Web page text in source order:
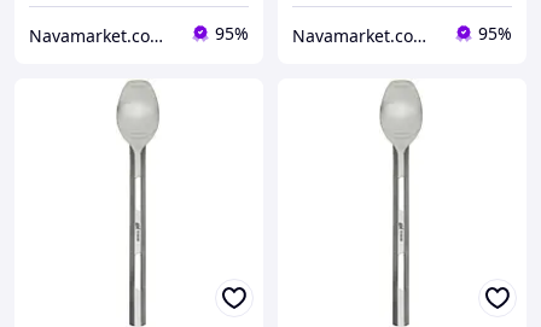
Navamarket.com.ua © Туристическое и спортивное снаряжение 95% Navamarket.com.ua © Туристическое и спортивное снаряжение 95%